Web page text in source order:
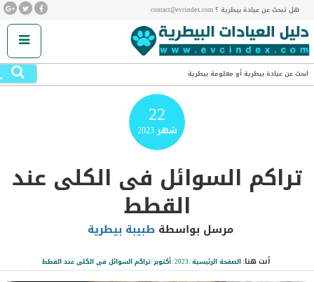
هل تبحث عن عيادة بيطرية ؟ contact@evcindex.com
ابحث عن عيادة بيطرية أو معلومة بيطرية
22
شهر2023
تراكم السوائل فى الكلى عند
القطط
مرسل بواسطة طبيبة بيطرية
أنت هنا:الصفحة الرئيسية/
2023
/أكتوبر/تراكم السوائل فى الكلى عند القطط